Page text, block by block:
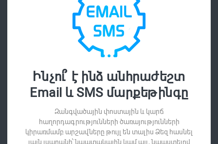
Ինչու՞ է ինձ անհրաժեշտ
Email և SMS մարքեթինգը
Զանգվածային փոստային և կարճ
հաղորդագրությունների ծառայությունների
կիրառմամբ արշավները թույլ են տալիս Ձեզ հասնել
լայն լսարանի՝ նպատակային կամ այլ, նպաստելով